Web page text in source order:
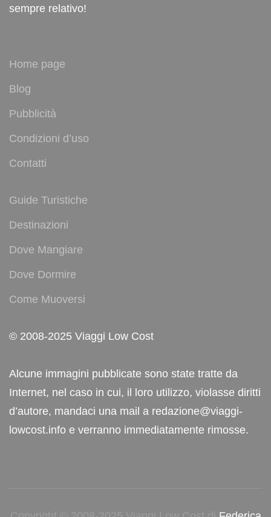
sempre relativo!
Home page
Blog
Pubblicità
Condizioni d’uso
Contatti
Guide Turistiche
Destinazioni
Dove Mangiare
Dove Dormire
Come Muoversi
© 2008-2025 Viaggi Low Cost
Alcune immagini pubblicate sono state tratte da
Internet, nel caso in cui, il loro utilizzo, violasse diritti
d’autore, mandaci una mail a redazione@viaggi-
lowcost.info e verranno immediatamente rimosse.